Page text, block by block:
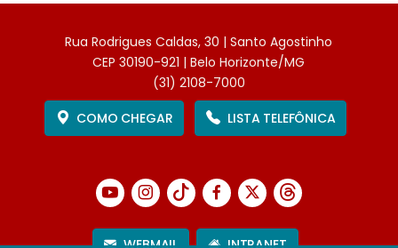
Rua Rodrigues Caldas, 30 | Santo Agostinho
CEP 30190-921 | Belo Horizonte/MG
(31) 2108-7000
COMO CHEGAR
LISTA TELEFÔNICA